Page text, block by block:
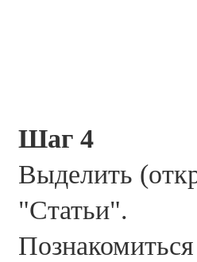
Шаг 4
Выделить
"Статьи".